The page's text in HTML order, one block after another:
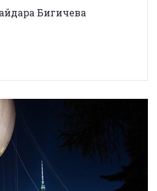
Бигичева